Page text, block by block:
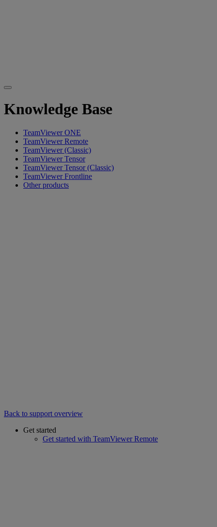
Knowledge Base
TeamViewer ONE
TeamViewer Remote
TeamViewer (Classic)
TeamViewer Tensor
TeamViewer Tensor (Classic)
TeamViewer Frontline
Other products
Back to support overview
Get started
Get started with TeamViewer Remote